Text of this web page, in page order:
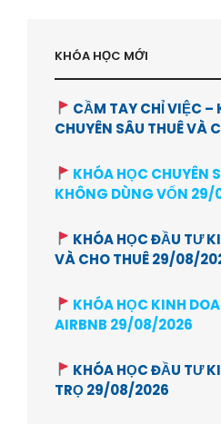
KHÓA HỌC MỚI
CẦM TAY CHỈ VIỆC –
CHUYÊN SÂU THUÊ VÀ
KHÓA HỌC CHUYÊN
KHÔNG DÙNG VỐN
KHÓA HỌC ĐẦU TƯ
VÀ CHO THUÊ 29/08/
KHÓA HỌC KINH
AIRBNB 29/08/2026
KHÓA HỌC ĐẦU TƯ
TRỌ 29/08/2026